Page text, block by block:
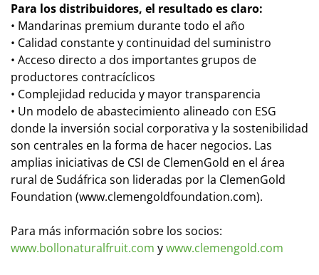
Para los distribuidores, el resultado es claro:
• Mandarinas premium durante todo el año
• Calidad constante y continuidad del suministro
• Acceso directo a dos importantes grupos de
productores contracíclicos
• Complejidad reducida y mayor transparencia
• Un modelo de abastecimiento alineado con ESG
donde la inversión social corporativa y la sostenibilidad
son centrales en la forma de hacer negocios. Las
amplias iniciativas de CSI de ClemenGold en el área
rural de Sudáfrica son lideradas por la ClemenGold
Foundation (www.clemengoldfoundation.com).
Para más información sobre los socios:
www.bollonaturalfruit.com ywww.clemengold.com